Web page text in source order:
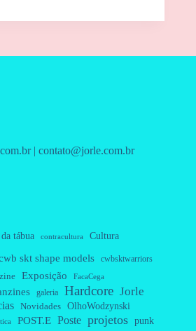
| contato@jorle.com.br
tábua contracultura Cultura
skt shape models cwbsktwarriors
Exposição FacaCega
galeria Hardcore Jorle
Novidades OlhoWodzynski
POST.E Poste projetos punk